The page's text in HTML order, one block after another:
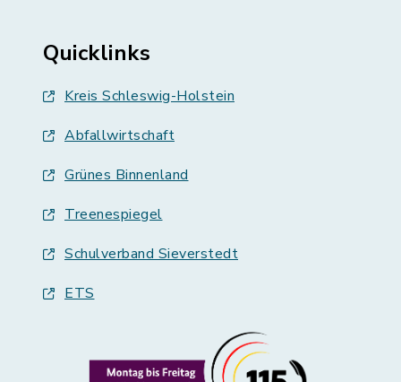
Quicklinks
Kreis Schleswig-Holstein
Abfallwirtschaft
Grünes Binnenland
Treenespiegel
Schulverband Sieverstedt
ETS